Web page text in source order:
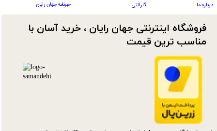
فروشگاه اینترنتی جهان رایان ، خرید آسان با
مناسب ترین قیمت​​​​​​​
درباره ما گارانتی خبرنامه جهان رایان